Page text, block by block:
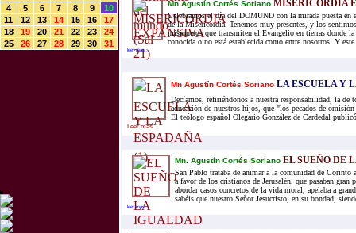
4
5 6 7 8 9
10
11
12 13 14 15 16
17
18
19 20 21 22 23
24
25
26 27 28 29 30 31
Mn Agustín Cortés Soriano MISERICORDIA
Celebramos el día del DOMUND con la mirada puesta en
de la Misericordia. Tenemos muy presentes, y los
misioneros que transmiten el Evangelio en tierras donde
conocida o no está establecida como entre nosotros. Y
leer mas...
Mn Agustín Cortés Soriano LA ESCUELA Y
Decíamos, refiriéndonos a nuestra responsabilidad, la de
educación de nuestros hijos, que "los pecados de omisión
El teólogo español Olegario González de Cardedal
Leer mas...
Mn. Agustín Cortés Soriano EL SUEÑO DE
San Pablo trataba de animar a la comunidad de Corinto
a favor de los cristianos de Jerusalén, que pasaban gran
abordar casos concretos de la vida moral, apelaba a
sabéis que nuestro Señor Jesucristo, en su bondad,
leer mas...